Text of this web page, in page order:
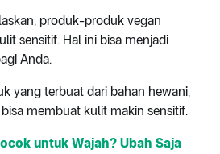
produk-produk vegan
sensitif. Hal ini bisa menjadi
Anda.
yang terbuat dari bahan hewani,
membuat kulit makin sensitif.
untuk Wajah? Ubah Saja